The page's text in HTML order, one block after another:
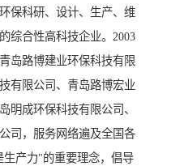
保科研、设计、生产、维
综合性高科技企业。2003
岛路博建业环保科技有限
有限公司、青岛路博宏业
明成环保科技有限公司、
司，服务网络遍及全国各
产力"的重要理念，倡导